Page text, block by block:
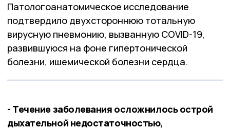
Патологоанатомическое исследование
подтвердило двухстороннюю тотальную
вирусную пневмонию, вызванную CОVID-19,
развившуюся на фоне гипертонической
болезни, ишемической болезни сердца.
- Течение заболевания осложнилось острой
дыхательной недостаточностью,